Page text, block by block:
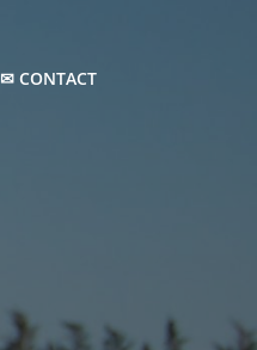
✉ CONTACT